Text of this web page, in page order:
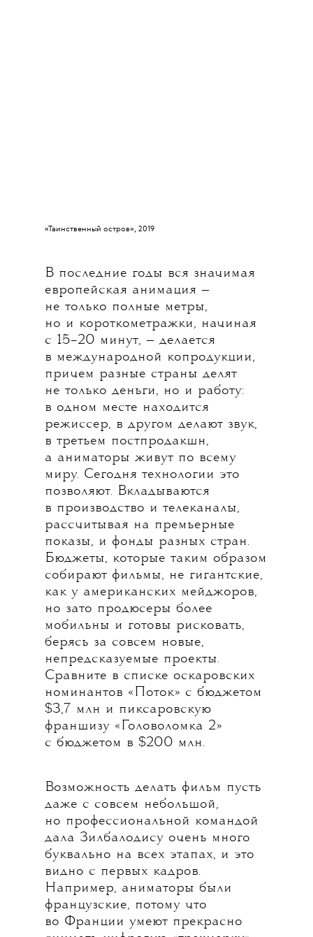
«Таинственный остров», 2019
В последние годы вся значимая
европейская анимация —
не только полные метры,
но и короткометражки, начиная
с 15–20 минут, — делается
в международной копродукции,
причем разные страны делят
не только деньги, но и работу:
в одном месте находится
режиссер, в другом делают звук,
в третьем постпродакшн,
а аниматоры живут по всему
миру. Сегодня технологии это
позволяют. Вкладываются
в производство и телеканалы,
рассчитывая на премьерные
показы, и фонды разных стран.
Бюджеты, которые таким образом
собирают фильмы, не гигантские,
как у американских мейджоров,
но зато продюсеры более
мобильны и готовы рисковать,
берясь за совсем новые,
непредсказуемые проекты.
Сравните в списке оскаровских
номинантов «Поток» с бюджетом
$3,7 млн и пиксаровскую
франшизу «Головоломка 2»
с бюджетом в $200 млн.
Возможность делать фильм пусть
даже с совсем небольшой,
но профессиональной командой
дала Зилбалодису очень много
буквально на всех этапах, и это
видно с первых кадров.
Например, аниматоры были
французские, потому что
во Франции умеют прекрасно